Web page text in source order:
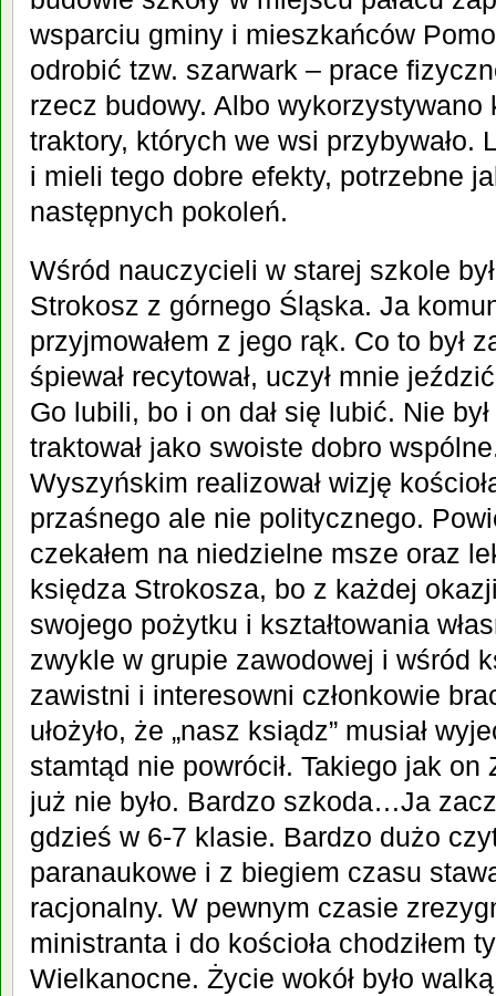
wsparciu gminy i mieszkańców
odrobić tzw. szarwark – prace
rzecz budowy. Albo
traktory, których we wsi przybywało.
i mieli tego dobre efekty, potrzebne
następnych pokoleń.
Wśród nauczycieli w starej szkole
Strokosz z górnego Śląska. Ja
przyjmowałem z jego rąk. Co to był
śpiewał recytował, uczył mnie
Go lubili, bo i on dał się lubić. Nie
traktował jako swoiste dobro
Wyszyńskim realizował wizję
przaśnego ale nie politycznego.
czekałem na niedzielne msze oraz
księdza Strokosza, bo z każdej
swojego pożytku i kształtowania
zwykle w grupie zawodowej i wśród
zawistni i interesowni członkowie
ułożyło, że „nasz ksiądz” musiał
stamtąd nie powrócił. Takiego jak
już nie było. Bardzo szkoda…Ja
gdzieś w 6-7 klasie. Bardzo dużo
paranaukowe i z biegiem czasu
racjonalny. W pewnym czasie
ministranta i do kościoła chodziłem
Wielkanocne. Życie wokół było